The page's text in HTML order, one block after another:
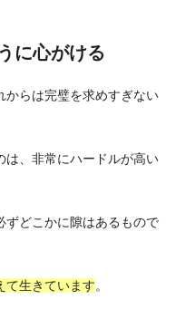
に心がける
からは完璧を求めすぎない
は、非常にハードルが高い
ずどこかに隙はあるもので
て生きています。